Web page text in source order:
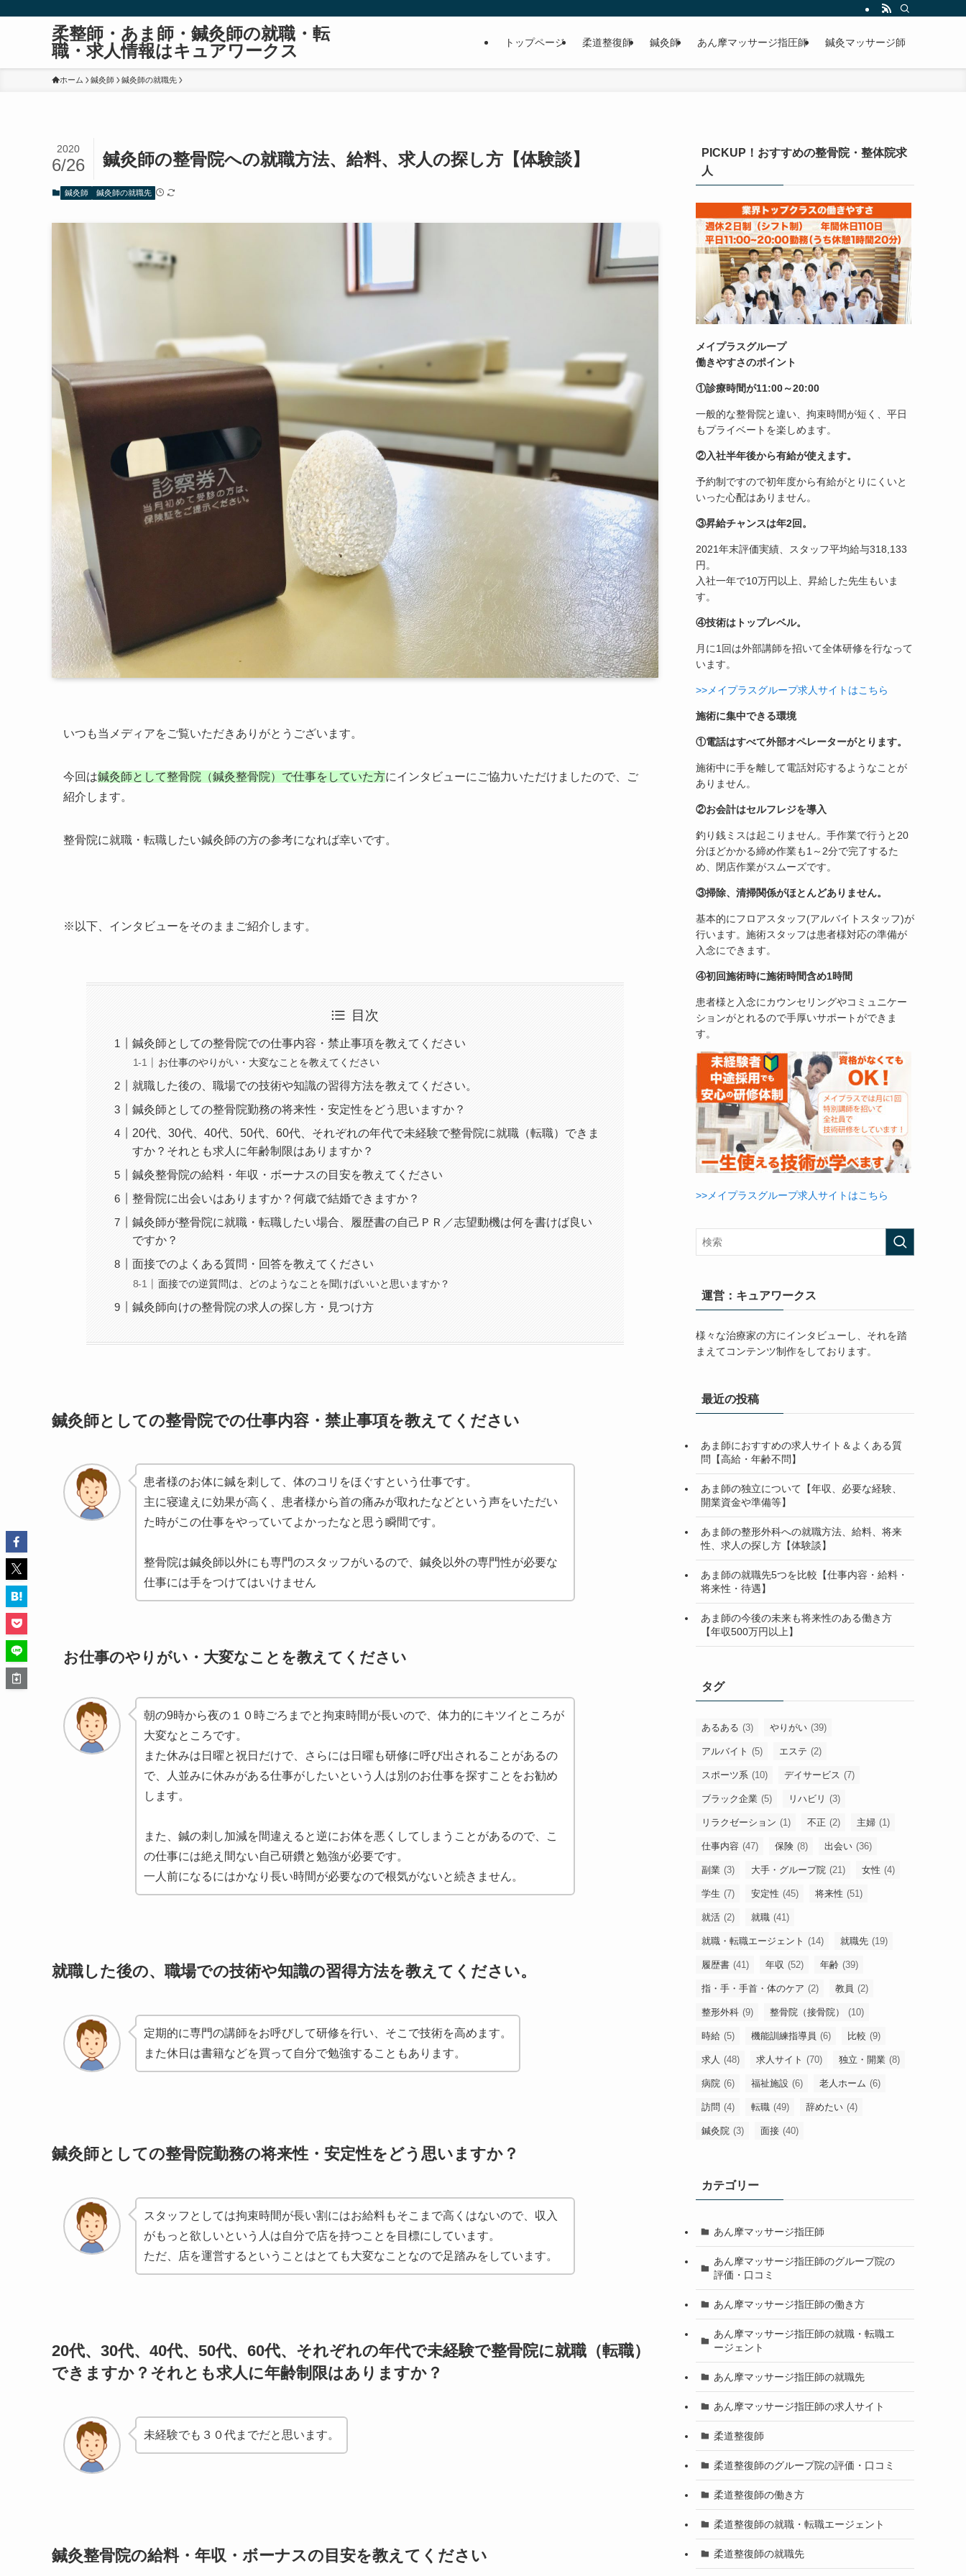
柔整師・あま師・鍼灸師の就職・転
職・求人情報はキュアワークス
トップページ 柔道整復師 鍼灸師 あん摩マッサージ指圧師 鍼灸マッサージ師
ホーム 鍼灸師 鍼灸師の就職先
鍼灸師の整骨院への就職方法、給料、求人の探し方【体験談】
2020
6/26
鍼灸師 鍼灸師の就職先
いつも当メディアをご覧いただきありがとうございます。
今回は鍼灸師として整骨院（鍼灸整骨院）で仕事をしていた方にインタビューにご協力いただけましたので、ご
紹介します。
整骨院に就職・転職したい鍼灸師の方の参考になれば幸いです。
※以下、インタビューをそのままご紹介します。
目次
鍼灸師としての整骨院での仕事内容・禁止事項を教えてください
お仕事のやりがい・大変なことを教えてください
就職した後の、職場での技術や知識の習得方法を教えてください。
鍼灸師としての整骨院勤務の将来性・安定性をどう思いますか？
20代、30代、40代、50代、60代、それぞれの年代で未経験で整骨院に就職（転職）できま
すか？それとも求人に年齢制限はありますか？
鍼灸整骨院の給料・年収・ボーナスの目安を教えてください
整骨院に出会いはありますか？何歳で結婚できますか？
鍼灸師が整骨院に就職・転職したい場合、履歴書の自己ＰＲ／志望動機は何を書けば良い
ですか？
面接でのよくある質問・回答を教えてください
面接での逆質問は、どのようなことを聞けばいいと思いますか？
鍼灸師向けの整骨院の求人の探し方・見つけ方
鍼灸師としての整骨院での仕事内容・禁止事項を教えてください
患者様のお体に鍼を刺して、体のコリをほぐすという仕事です。
主に寝違えに効果が高く、患者様から首の痛みが取れたなどという声をいただい
た時がこの仕事をやっていてよかったなと思う瞬間です。
整骨院は鍼灸師以外にも専門のスタッフがいるので、鍼灸以外の専門性が必要な
仕事には手をつけてはいけません
お仕事のやりがい・大変なことを教えてください
朝の9時から夜の１０時ごろまでと拘束時間が長いので、体力的にキツイところが
大変なところです。
また休みは日曜と祝日だけで、さらには日曜も研修に呼び出されることがあるの
で、人並みに休みがある仕事がしたいという人は別のお仕事を探すことをお勧め
します。
また、鍼の刺し加減を間違えると逆にお体を悪くしてしまうことがあるので、こ
の仕事には絶え間ない自己研鑽と勉強が必要です。
一人前になるにはかなり長い時間が必要なので根気がないと続きません。
就職した後の、職場での技術や知識の習得方法を教えてください。
定期的に専門の講師をお呼びして研修を行い、そこで技術を高めます。
また休日は書籍などを買って自分で勉強することもあります。
鍼灸師としての整骨院勤務の将来性・安定性をどう思いますか？
スタッフとしては拘束時間が長い割にはお給料もそこまで高くはないので、収入
がもっと欲しいという人は自分で店を持つことを目標にしています。
ただ、店を運営するということはとても大変なことなので足踏みをしています。
20代、30代、40代、50代、60代、それぞれの年代で未経験で整骨院に就職（転職）
できますか？それとも求人に年齢制限はありますか？
未経験でも３０代までだと思います。
鍼灸整骨院の給料・年収・ボーナスの目安を教えてください
PICKUP！おすすめの整骨院・整体院求
人
メイプラスグループ
働きやすさのポイント
①診療時間が11:00～20:00
一般的な整骨院と違い、拘束時間が短く、平日
もプライベートを楽しめます。
②入社半年後から有給が使えます。
予約制ですので初年度から有給がとりにくいと
いった心配はありません。
③昇給チャンスは年2回。
2021年末評価実績、スタッフ平均給与318,133
円。
入社一年で10万円以上、昇給した先生もいま
す。
④技術はトップレベル。
月に1回は外部講師を招いて全体研修を行なって
います。
>>メイプラスグループ求人サイトはこちら
施術に集中できる環境
①電話はすべて外部オペレーターがとります。
施術中に手を離して電話対応するようなことが
ありません。
②お会計はセルフレジを導入
釣り銭ミスは起こりません。手作業で行うと20
分ほどかかる締め作業も1～2分で完了するた
め、閉店作業がスムーズです。
③掃除、清掃関係がほとんどありません。
基本的にフロアスタッフ(アルバイトスタッフ)が
行います。施術スタッフは患者様対応の準備が
入念にできます。
④初回施術時に施術時間含め1時間
患者様と入念にカウンセリングやコミュニケー
ションがとれるので手厚いサポートができま
す。
>>メイプラスグループ求人サイトはこちら
運営：キュアワークス
様々な治療家の方にインタビューし、それを踏
まえてコンテンツ制作をしております。
最近の投稿
あま師におすすめの求人サイト＆よくある質
問【高給・年齢不問】
あま師の独立について【年収、必要な経験、
開業資金や準備等】
あま師の整形外科への就職方法、給料、将来
性、求人の探し方【体験談】
あま師の就職先5つを比較【仕事内容・給料・
将来性・待遇】
あま師の今後の未来も将来性のある働き方
【年収500万円以上】
タグ
あるある (3) やりがい (39)
アルバイト (5) エステ (2)
スポーツ系 (10) デイサービス (7)
ブラック企業 (5) リハビリ (3)
リラクゼーション (1) 不正 (2) 主婦 (1)
仕事内容 (47) 保険 (8) 出会い (36)
副業 (3) 大手・グループ院 (21) 女性 (4)
学生 (7) 安定性 (45) 将来性 (51)
就活 (2) 就職 (41)
就職・転職エージェント (14) 就職先 (19)
履歴書 (41) 年収 (52) 年齢 (39)
指・手・手首・体のケア (2) 教員 (2)
整形外科 (9) 整骨院（接骨院） (10)
時給 (5) 機能訓練指導員 (6) 比較 (9)
求人 (48) 求人サイト (70) 独立・開業 (8)
病院 (6) 福祉施設 (6) 老人ホーム (6)
訪問 (4) 転職 (49) 辞めたい (4)
鍼灸院 (3) 面接 (40)
カテゴリー
あん摩マッサージ指圧師
あん摩マッサージ指圧師のグループ院の
評価・口コミ
あん摩マッサージ指圧師の働き方
あん摩マッサージ指圧師の就職・転職エ
ージェント
あん摩マッサージ指圧師の就職先
あん摩マッサージ指圧師の求人サイト
柔道整復師
柔道整復師のグループ院の評価・口コミ
柔道整復師の働き方
柔道整復師の就職・転職エージェント
柔道整復師の就職先